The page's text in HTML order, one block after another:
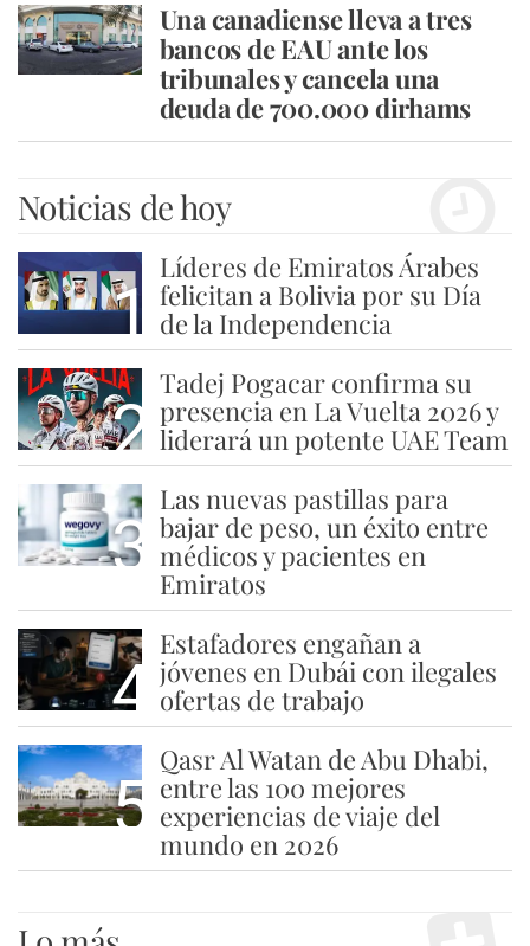
Una canadiense lleva a tres
bancos de EAU ante los
tribunales y cancela una
deuda de 700.000 dirhams
Noticias de hoy
1
Líderes de Emiratos Árabes
felicitan a Bolivia por su Día
de la Independencia
2
Tadej Pogacar confirma su
presencia en La Vuelta 2026 y
liderará un potente UAE Team
3
Las nuevas pastillas para
bajar de peso, un éxito entre
médicos y pacientes en
Emiratos
4
Estafadores engañan a
jóvenes en Dubái con ilegales
ofertas de trabajo
5
Qasr Al Watan de Abu Dhabi,
entre las 100 mejores
experiencias de viaje del
mundo en 2026